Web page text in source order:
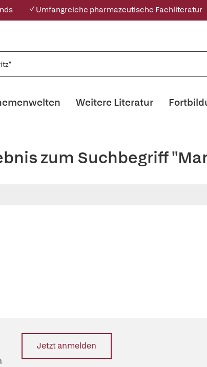
✓ Umfangreiche pharmazeutische Fachliteratur
Weitere Literatur
zum Suchbegriff
Jetzt anmelden